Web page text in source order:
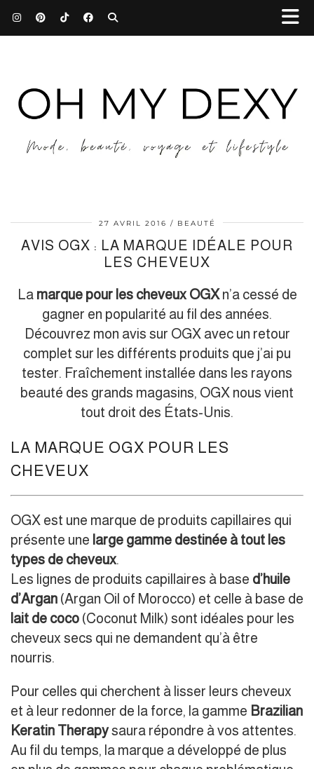
27 AVRIL 2016 BEAUTÉ
AVIS OGX : LA MARQUE IDÉALE POUR
LES CHEVEUX
La marque pour les cheveux OGXn’a cessé de
gagner en popularité au fil des années.
Découvrez mon avis sur OGX avec un retour
complet sur les différents produits que j’ai pu
tester. Fraîchement installée dans les rayons
beauté des grands magasins, OGX nous vient
tout droit des États-Unis.
LA MARQUE OGX POUR LES
CHEVEUX
OGX est une marque de produits capillaires qui
présente une large gamme destinée à tout les
types de cheveux.
Les lignes de produits capillaires à base d’huile
d’Argan (Argan Oil of Morocco) et celle à base de
lait de coco (Coconut Milk) sont idéales pour les
cheveux secs qui ne demandent qu’à être
nourris.
Pour celles qui cherchent à lisser leurs cheveux
et à leur redonner de la force, la gamme Brazilian
Keratin Therapysaura répondre à vos attentes.
Au fil du temps, la marque a développé de plus